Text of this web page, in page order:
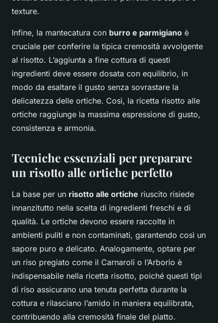
texture.
Infine, la mantecatura con burro e parmigiano è
cruciale per conferire la tipica cremosità avvolgente
al risotto. L’aggiunta a fine cottura di questi
ingredienti deve essere dosata con equilibrio, in
modo da esaltare il gusto senza sovrastare la
delicatezza delle ortiche. Così, la ricetta risotto alle
ortiche raggiunge la massima espressione di gusto,
consistenza e armonia.
Tecniche essenziali per preparare
un risotto alle ortiche perfetto
La base per un risotto alle ortiche riuscito risiede
innanzitutto nella scelta di ingredienti freschi e di
qualità. Le ortiche devono essere raccolte in
ambienti puliti e non contaminati, garantendo così un
sapore puro e delicato. Analogamente, optare per
un riso pregiato come il Carnaroli o l’Arborio è
indispensabile nella ricetta risotto, poiché questi tipi
di riso assicurano una tenuta perfetta durante la
cottura e rilasciano l’amido in maniera equilibrata,
contribuendo alla cremosità finale del piatto.